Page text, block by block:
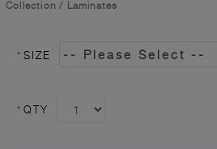
Collection / Laminates
* SIZE
* QTY